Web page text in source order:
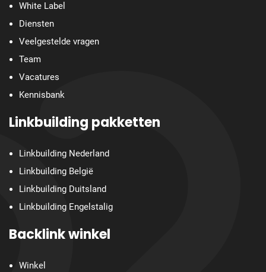
White Label
Diensten
Veelgestelde vragen
Team
Vacatures
Kennisbank
Linkbuilding pakketten
Linkbuilding Nederland
Linkbuilding België
Linkbuilding Duitsland
Linkbuilding Engelstalig
Backlink winkel
Winkel